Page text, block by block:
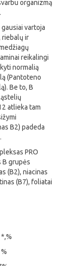
organizmą
vartoja
riebalų ir
reikalingi
normalią
(Pantoteno
Be to, B
atlieka tam
B2) padeda
PRO
B grupės
(B2), niacinas
(B7), foliatai